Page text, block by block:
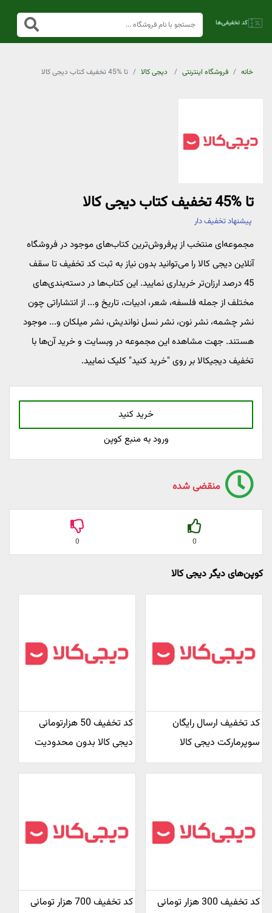
خانه فروشگاه اینترنتی دیجی کالا تا %45 تخفیف کتاب دیجی کالا
تا %45 تخفیف کتاب دیجی کالا
پیشنهاد تخفیف دار
مجموعه‌ای منتخب از پرفروش‌ترین کتاب‌های موجود در فروشگاه
آنلاین دیجی کالا را می‌توانید بدون نیاز به ثبت کد تخفیف تا سقف
45 درصد ارزان‌تر خریداری نمایید. این کتاب‌ها در دسته‌بندی‌های
مختلف از جمله فلسفه، شعر، ادبیات، تاریخ و... از انتشاراتی چون
نشر چشمه، نشر نون، نشر نسل نواندیش، نشر میلکان و... موجود
هستند. جهت مشاهده این مجموعه در وبسایت و خرید آن‌ها با
تخفیف دیجیکالا بر روی "خرید کنید" کلیک نمایید.
خرید کنید
ورود به منبع کوپن
منقضی شده
0
0
کوپن‌های دیگر دیجی کالا
کد تخفیف ارسال رایگان
سوپرمارکت دیجی کالا
کد تخفیف 50 هزارتومانی
دیجی کالا بدون محدودیت
کد تخفیف 300 هزار تومانی
کد تخفیف 700 هزار تومانی